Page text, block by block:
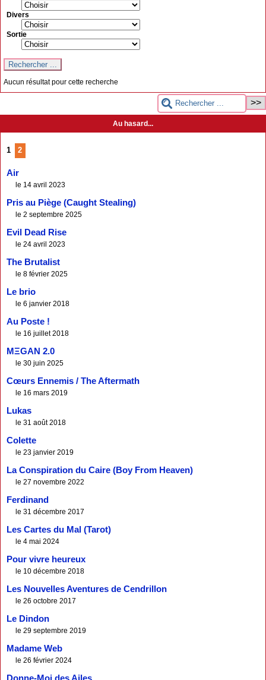
Divers
Sortie
Aucun résultat pour cette recherche
Au hasard...
1 2
Air
le 14 avril 2023
Pris au Piège (Caught Stealing)
le 2 septembre 2025
Evil Dead Rise
le 24 avril 2023
The Brutalist
le 8 février 2025
Le brio
le 6 janvier 2018
Au Poste !
le 16 juillet 2018
MΞGAN 2.0
le 30 juin 2025
Cœurs Ennemis / The Aftermath
le 16 mars 2019
Lukas
le 31 août 2018
Colette
le 23 janvier 2019
La Conspiration du Caire (Boy From Heaven)
le 27 novembre 2022
Ferdinand
le 31 décembre 2017
Les Cartes du Mal (Tarot)
le 4 mai 2024
Pour vivre heureux
le 10 décembre 2018
Les Nouvelles Aventures de Cendrillon
le 26 octobre 2017
Le Dindon
le 29 septembre 2019
Madame Web
le 26 février 2024